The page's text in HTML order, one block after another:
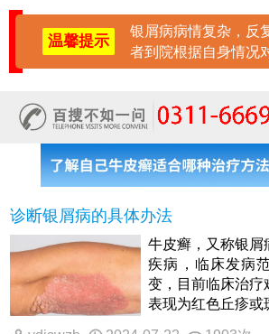
温馨提示
银屑病病情复杂，反
者到院根据自身情况
诊断银屑病的具体办法
牛皮癣，又称银屑
疾病，临床发病
变，目前临床治疗
表现为红色丘疹或